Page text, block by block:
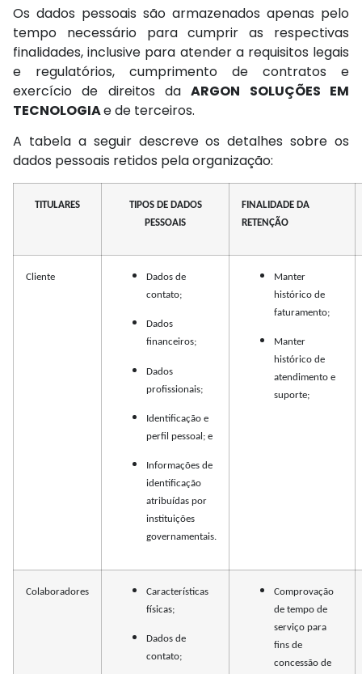
Os dados pessoais são armazenados apenas pelo
tempo necessário para cumprir as respectivas
finalidades, inclusive para atender a requisitos legais
e regulatórios, cumprimento de contratos e
exercício de direitos daARGON SOLUÇÕES EM
TECNOLOGIAe de terceiros.
A tabela a seguir descreve os detalhes sobre os
dados pessoais retidos pela organização:
TITULARES
TIPOS DE DADOS
PESSOAIS
FINALIDADE DA
RETENÇÃO
Cliente
Dados de
contato;
Dados
financeiros;
Dados
profissionais;
Identificação e
perfil pessoal; e
Informações de
identificação
atribuídas por
instituições
governamentais.
Manter
histórico de
faturamento;
Manter
histórico de
atendimento e
suporte;
Colaboradores
Características
físicas;
Dados de
contato;
Comprovação
de tempo de
serviço para
fins de
concessão de